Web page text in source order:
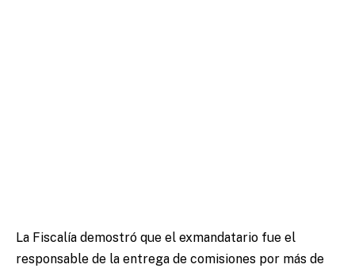
La Fiscalía demostró que el exmandatario fue el
responsable de la entrega de comisiones por más de